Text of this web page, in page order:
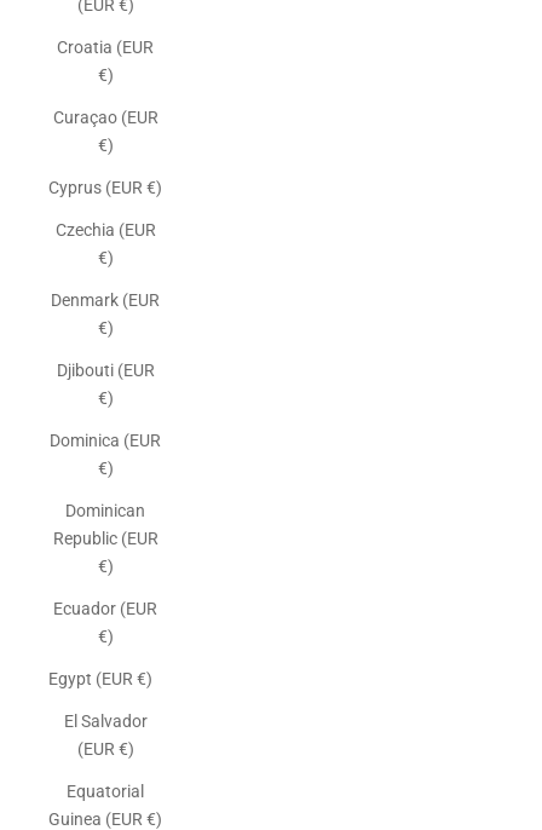
(EUR €)
Croatia (EUR
€)
Curaçao (EUR
€)
Cyprus (EUR €)
Czechia (EUR
€)
Denmark (EUR
€)
Djibouti (EUR
€)
Dominica (EUR
€)
Dominican
Republic (EUR
€)
Ecuador (EUR
€)
Egypt (EUR €)
El Salvador
(EUR €)
Equatorial
Guinea (EUR €)